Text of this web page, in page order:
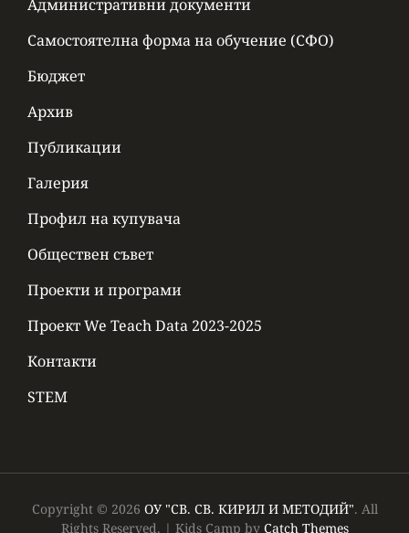
Административни документи
Самостоятелна форма на обучение (СФО)
Бюджет
Архив
Публикации
Галерия
Профил на купувача
Обществен съвет
Проекти и програми
Проект We Teach Data 2023-2025
Контакти
STEM
Copyright © 2026 ОУ "СВ. СВ. КИРИЛ И МЕТОДИЙ". All
Rights Reserved. | Kids Camp by Catch Themes